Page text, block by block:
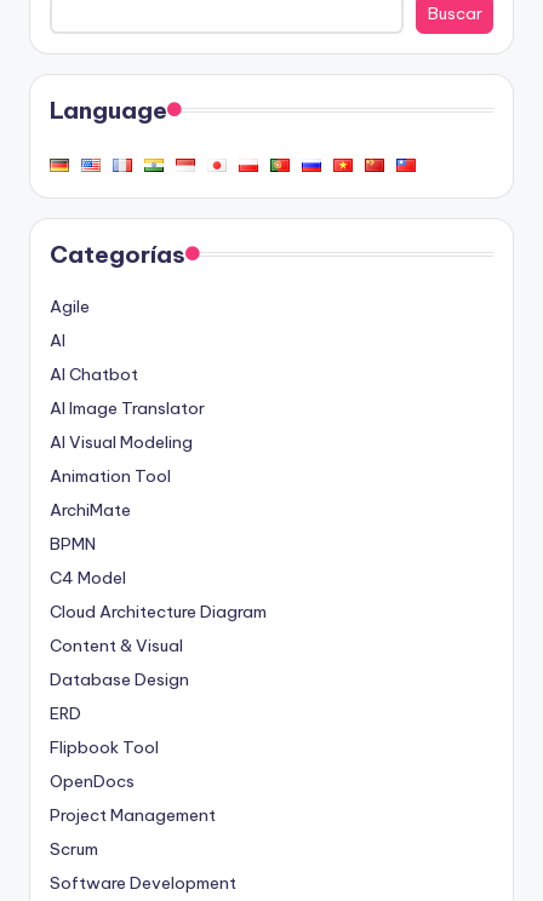
Buscar
Language
Categorías
Agile
AI
AI Chatbot
AI Image Translator
AI Visual Modeling
Animation Tool
ArchiMate
BPMN
C4 Model
Cloud Architecture Diagram
Content & Visual
Database Design
ERD
Flipbook Tool
OpenDocs
Project Management
Scrum
Software Development